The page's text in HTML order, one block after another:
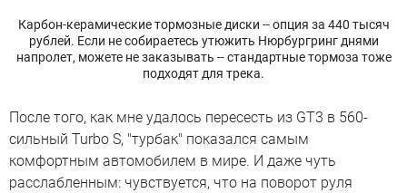
Карбон-керамические тормозные диски -- опция за 440 тысяч
рублей. Если не собираетесь утюжить Нюрбургринг днями
напролет, можете не заказывать -- стандартные тормоза тоже
подходят для трека.
После того, как мне удалось пересесть из GT3 в 560-
сильный Turbo S, "турбак" показался самым
комфортным автомобилем в мире. И даже чуть
расслабленным: чувствуется, что на поворот руля